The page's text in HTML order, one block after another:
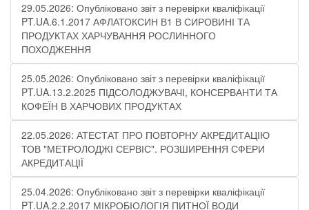
29.05.2026: Опубліковано звіт з перевірки кваліфікації
PT.UA.6.1.2017 АФЛАТОКСИН В1 В СИРОВИНІ ТА
ПРОДУКТАХ ХАРЧУВАННЯ РОСЛИННОГО
ПОХОДЖЕННЯ
25.05.2026: Опубліковано звіт з перевірки кваліфікації
PT.UA.13.2.2025 ПІДСОЛОДЖУВАЧІ, КОНСЕРВАНТИ ТА
КОФЕЇН В ХАРЧОВИХ ПРОДУКТАХ
22.05.2026: АТЕСТАТ ПРО ПОВТОРНУ АКРЕДИТАЦІЮ
ТОВ "МЕТРОЛОДЖІ СЕРВІС". РОЗШИРЕННЯ СФЕРИ
АКРЕДИТАЦІЇ
25.04.2026: Опубліковано звіт з перевірки кваліфікації
PT.UA.2.2.2017 МІКРОБІОЛОГІЯ ПИТНОЇ ВОДИ